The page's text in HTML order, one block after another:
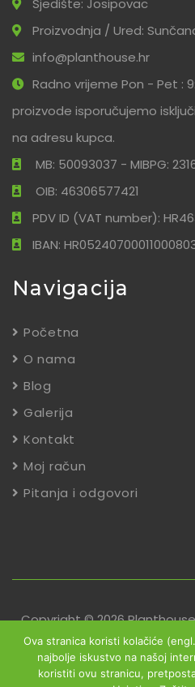
Sjedište: Josipovac
Proizvodnja / Ured:
info@planthouse.hr
Radno vrijeme Pon - Pet :
proizvode isporučujemo
na adresu kupca.
MB: 50093037 - MIBPG:
OIB: 46306577421
PDV ID (VAT number):
IBAN:
Navigacija
Početna
O nama
Blog
Galerija
Kontakt
Moj račun
Pitanja i odgovori
Copyright © 2026
Uvjeti poslovanja
Izjava o sigurnosti
Ova stranica koristi kolačiće
najbolje iskustvo na našoj
koristiti ovu stranicu,